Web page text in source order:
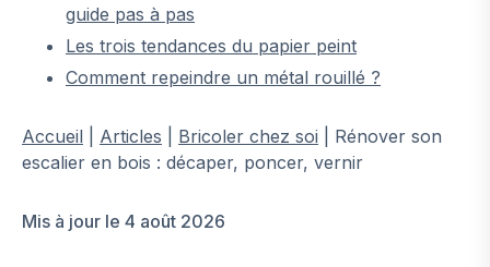
guide pas à pas
Les trois tendances du papier peint
Comment repeindre un métal rouillé ?
Accueil Articles Bricoler chez soi
Rénover son
escalier en bois : décaper, poncer, vernir
Mis à jour le 4 août 2026